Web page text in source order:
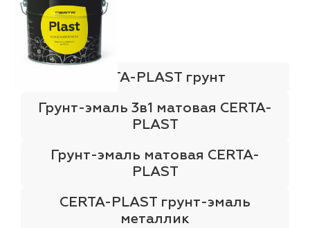
CERTA-PLAST грунт
Грунт-эмаль 3в1 матовая CERTA-
PLAST
Грунт-эмаль матовая CERTA-
PLAST
CERTA-PLAST грунт-эмаль
металлик